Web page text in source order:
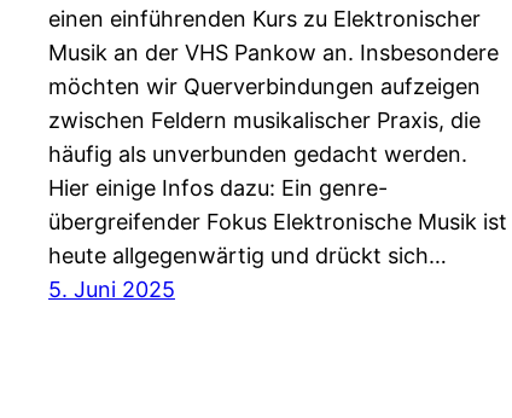
einen einführenden Kurs zu Elektronischer
Musik an der VHS Pankow an. Insbesondere
möchten wir Querverbindungen aufzeigen
zwischen Feldern musikalischer Praxis, die
häufig als unverbunden gedacht werden.
Hier einige Infos dazu: Ein genre-
übergreifender Fokus Elektronische Musik ist
heute allgegenwärtig und drückt sich…
5. Juni 2025